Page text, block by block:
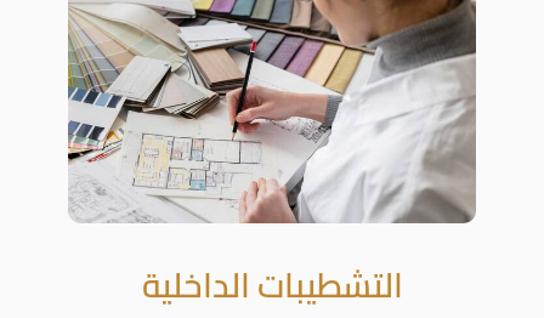
التشطيبات الداخلية